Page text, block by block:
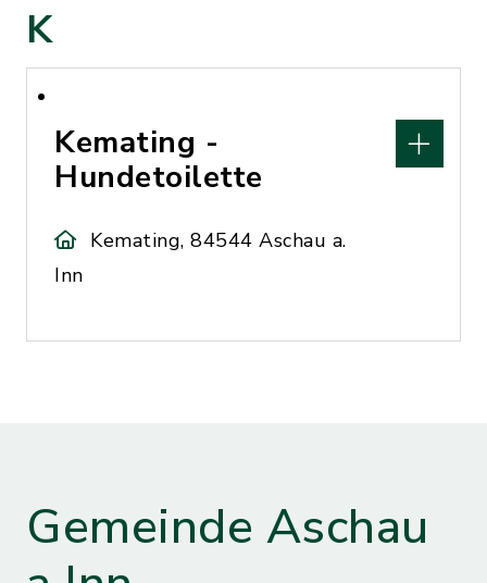
K
Kemating -
Hundetoilette
Kemating, 84544 Aschau a.
Inn
Gemeinde Aschau